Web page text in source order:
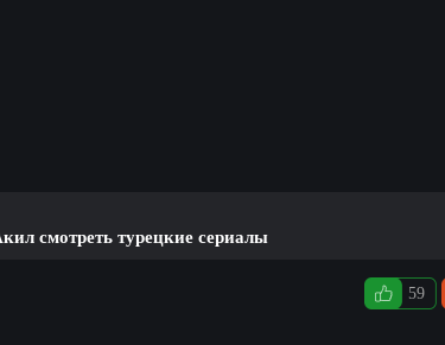
смотреть турецкие сериалы
59